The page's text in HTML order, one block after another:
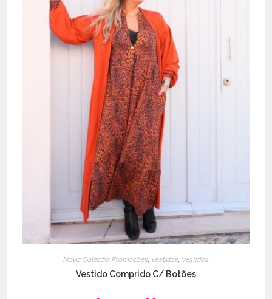
Nova Coleção, Promoções, Vestidos, Vestidos
Vestido Comprido C/ Botões